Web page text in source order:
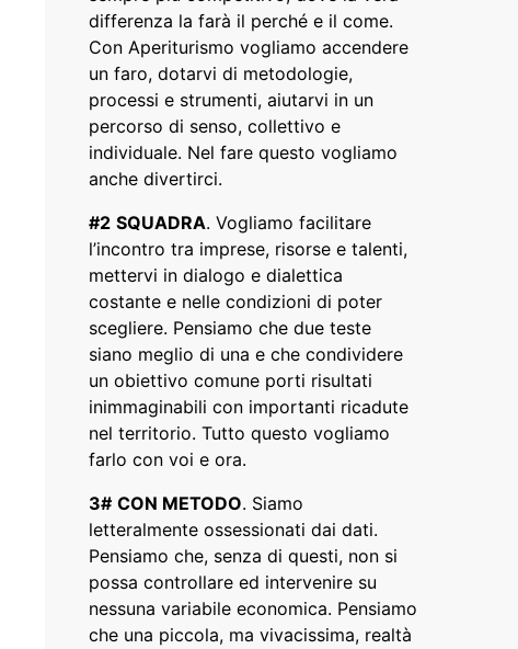
differenza la farà il perché e il come.
Con Aperiturismo vogliamo accendere
un faro, dotarvi di metodologie,
processi e strumenti, aiutarvi in un
percorso di senso, collettivo e
individuale. Nel fare questo vogliamo
anche divertirci.
#2 SQUADRA. Vogliamo facilitare
l’incontro tra imprese, risorse e talenti,
mettervi in dialogo e dialettica
costante e nelle condizioni di poter
scegliere. Pensiamo che due teste
siano meglio di una e che condividere
un obiettivo comune porti risultati
inimmaginabili con importanti ricadute
nel territorio. Tutto questo vogliamo
farlo con voi e ora.
3# CON METODO. Siamo
letteralmente ossessionati dai dati.
Pensiamo che, senza di questi, non si
possa controllare ed intervenire su
nessuna variabile economica. Pensiamo
che una piccola, ma vivacissima, realtà